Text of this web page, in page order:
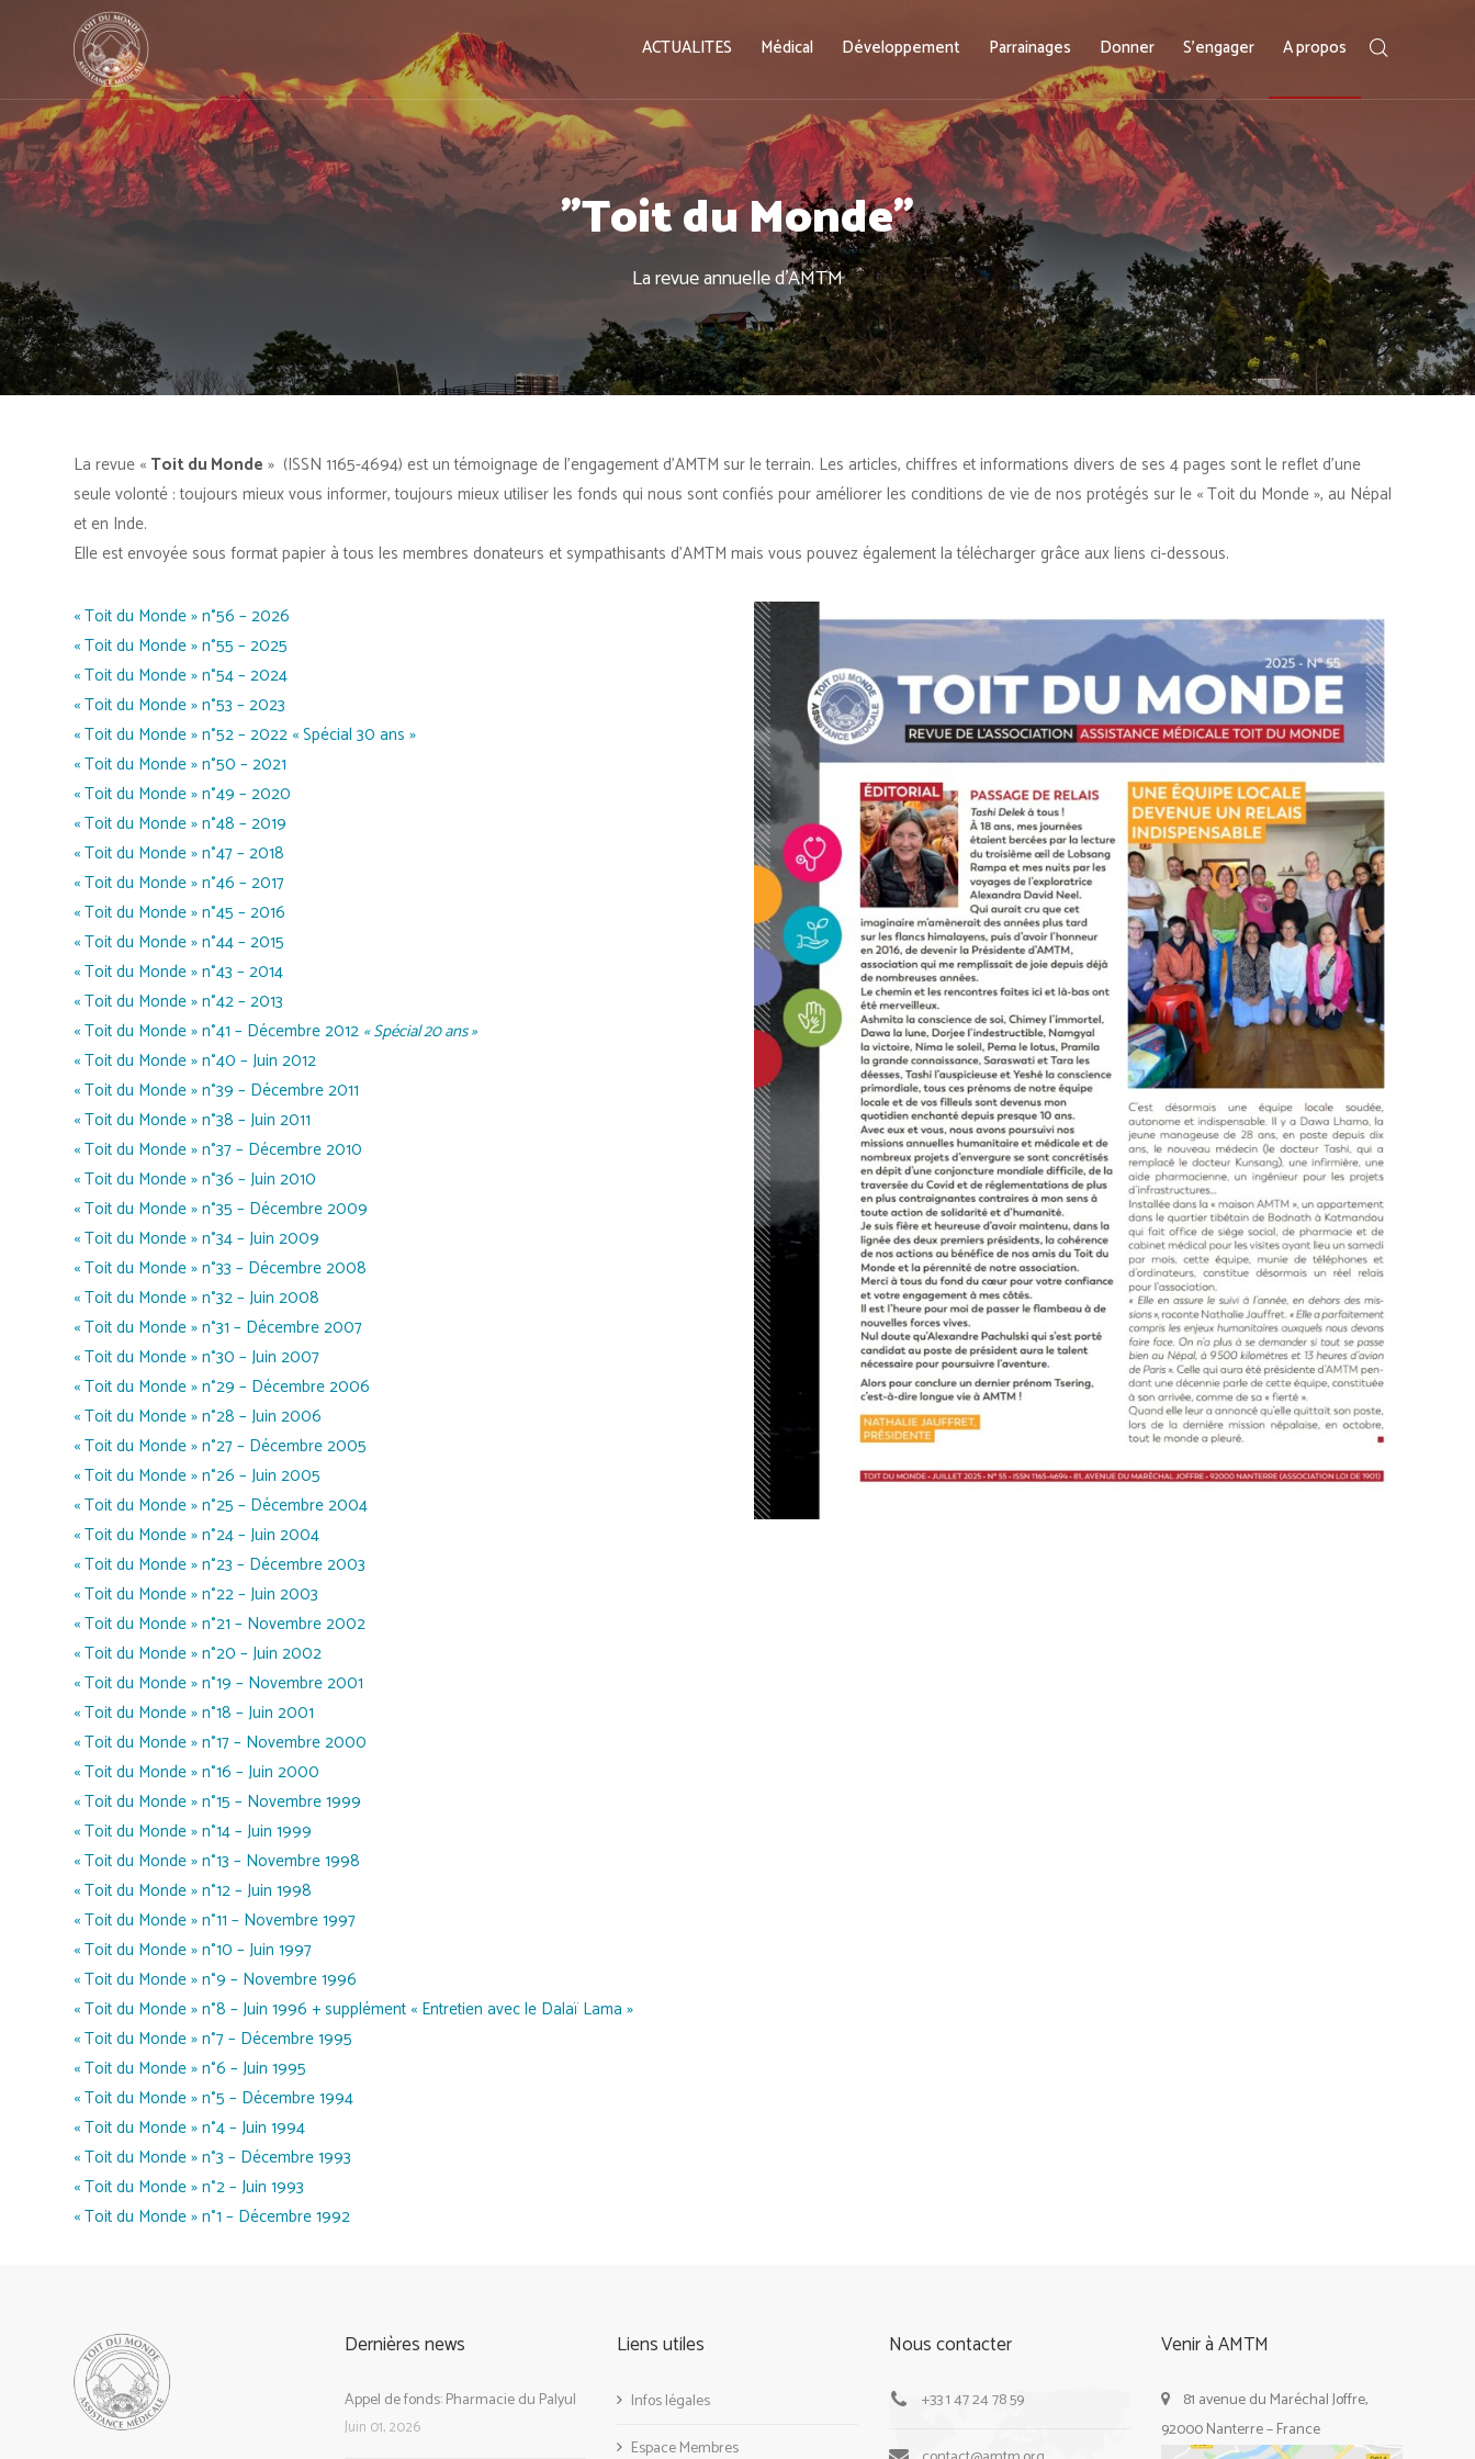
ACTUALITES Médical Développement Parrainages Donner S’engager A propos
"Toit du Monde"
La revue annuelle d'AMTM
La revue « Toit du Monde » (ISSN 1165-4694) est un témoignage de l’engagement d’AMTM sur le terrain. Les articles, chiffres et informations divers de ses 4 pages sont le reflet d’une
seule volonté : toujours mieux vous informer, toujours mieux utiliser les fonds qui nous sont confiés pour améliorer les conditions de vie de nos protégés sur le « Toit du Monde », au Népal
et en Inde.
Elle est envoyée sous format papier à tous les membres donateurs et sympathisants d’AMTM mais vous pouvez également la télécharger grâce aux liens ci-dessous.
« Toit du Monde » n°56 – 2026
« Toit du Monde » n°55 – 2025
« Toit du Monde » n°54 – 2024
« Toit du Monde » n°53 – 2023
« Toit du Monde » n°52 – 2022 « Spécial 30 ans »
« Toit du Monde » n°50 – 2021
« Toit du Monde » n°49 – 2020
« Toit du Monde » n°48 – 2019
« Toit du Monde » n°47 – 2018
« Toit du Monde » n°46 – 2017
« Toit du Monde » n°45 – 2016
« Toit du Monde » n°44 – 2015
« Toit du Monde » n°43 – 2014
« Toit du Monde » n°42 – 2013
« Toit du Monde » n°41 – Décembre 2012 « Spécial 20 ans »
« Toit du Monde » n°40 – Juin 2012
« Toit du Monde » n°39 – Décembre 2011
« Toit du Monde » n°38 – Juin 2011
« Toit du Monde » n°37 – Décembre 2010
« Toit du Monde » n°36 – Juin 2010
« Toit du Monde » n°35 – Décembre 2009
« Toit du Monde » n°34 – Juin 2009
« Toit du Monde » n°33 – Décembre 2008
« Toit du Monde » n°32 – Juin 2008
« Toit du Monde » n°31 – Décembre 2007
« Toit du Monde » n°30 – Juin 2007
« Toit du Monde » n°29 – Décembre 2006
« Toit du Monde » n°28 – Juin 2006
« Toit du Monde » n°27 – Décembre 2005
« Toit du Monde » n°26 – Juin 2005
« Toit du Monde » n°25 – Décembre 2004
« Toit du Monde » n°24 – Juin 2004
« Toit du Monde » n°23 – Décembre 2003
« Toit du Monde » n°22 – Juin 2003
« Toit du Monde » n°21 – Novembre 2002
« Toit du Monde » n°20 – Juin 2002
« Toit du Monde » n°19 – Novembre 2001
« Toit du Monde » n°18 – Juin 2001
« Toit du Monde » n°17 – Novembre 2000
« Toit du Monde » n°16 – Juin 2000
« Toit du Monde » n°15 – Novembre 1999
« Toit du Monde » n°14 – Juin 1999
« Toit du Monde » n°13 – Novembre 1998
« Toit du Monde » n°12 – Juin 1998
« Toit du Monde » n°11 – Novembre 1997
« Toit du Monde » n°10 – Juin 1997
« Toit du Monde » n°9 – Novembre 1996
« Toit du Monde » n°8 – Juin 1996 + supplément « Entretien avec le Dalaï Lama »
« Toit du Monde » n°7 – Décembre 1995
« Toit du Monde » n°6 – Juin 1995
« Toit du Monde » n°5 – Décembre 1994
« Toit du Monde » n°4 – Juin 1994
« Toit du Monde » n°3 – Décembre 1993
« Toit du Monde » n°2 – Juin 1993
« Toit du Monde » n°1 – Décembre 1992
Dernières news
Appel de fonds: Pharmacie du Palyul
Juin 01, 2026
Liens utiles
Infos légales
Espace Membres
Nous contacter
+33 1 47 24 78 59
Venir à AMTM
81 avenue du Maréchal Joffre,
92000 Nanterre – France